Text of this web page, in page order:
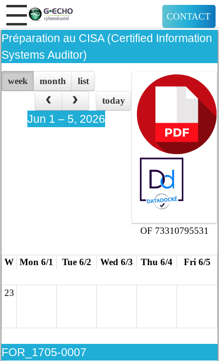
CONTACT
Préparation au CISA (Certified Information
Systems Auditor)
OF 73310795531
week month
list
today
Jun 1 – 5, 2026
W Mon 6/1 Tue 6/2 Wed 6/3 Thu 6/4 Fri 6/5
23
FOR_1705-0007